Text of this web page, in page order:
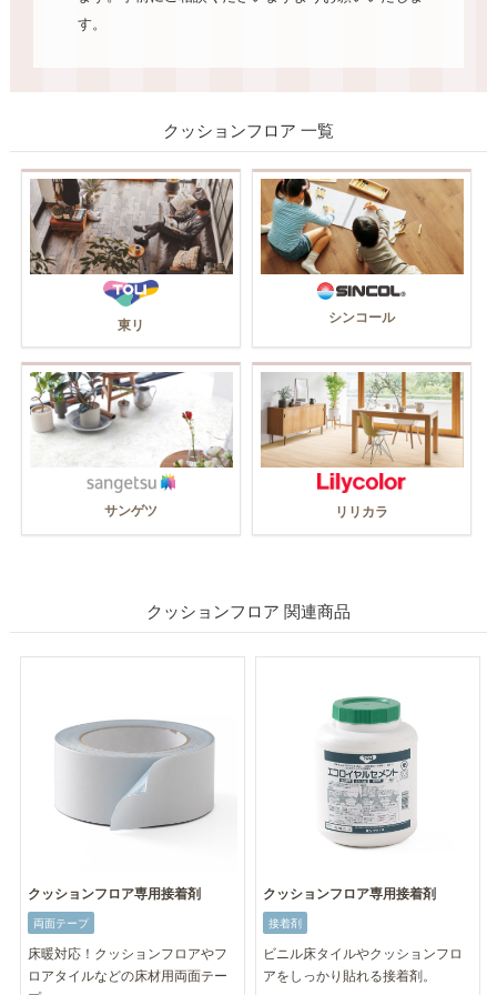
す。
クッションフロア 一覧
東リ シンコール
サンゲツ リリカラ
クッションフロア 関連商品
クッションフロア専用接着剤
両面テープ
床暖対応！クッションフロアやフ
ロアタイルなどの床材用両面テー
クッションフロア専用接着剤
接着剤
ビニル床タイルやクッションフロ
アをしっかり貼れる接着剤。